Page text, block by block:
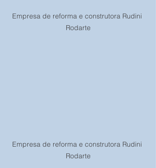
Empresa de reforma e construtora Rudini
Rodarte
Empresa de reforma e construtora Rudini
Rodarte